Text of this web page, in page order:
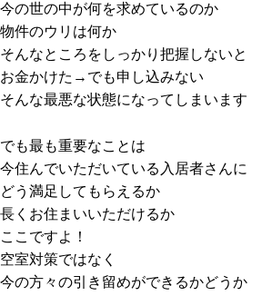
今の世の中が何を求めているのか
物件のウリは何か
そんなところをしっかり把握しないと
お金かけた→でも申し込みない
そんな最悪な状態になってしまいます
でも最も重要なことは
今住んでいただいている入居者さんに
どう満足してもらえるか
長くお住まいいただけるか
ここですよ！
空室対策ではなく
今の方々の引き留めができるかどうか